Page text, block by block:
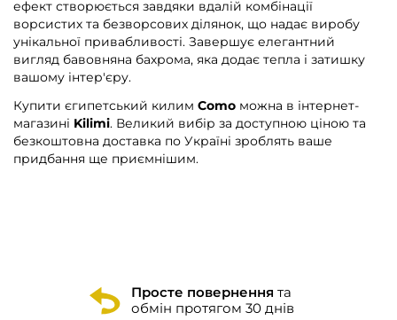
ефект створюється завдяки вдалій комбінації
ворсистих та безворсових ділянок, що надає виробу
унікальної привабливості. Завершує елегантний
вигляд бавовняна бахрома, яка додає тепла і затишку
вашому інтер'єру.
Купити єгипетський килим Como можна в інтернет-
магазині Kilimi. Великий вибір за доступною ціною та
безкоштовна доставка по Україні зроблять ваше
придбання ще приємнішим.
Просте повернення та
обмін протягом 30 днів